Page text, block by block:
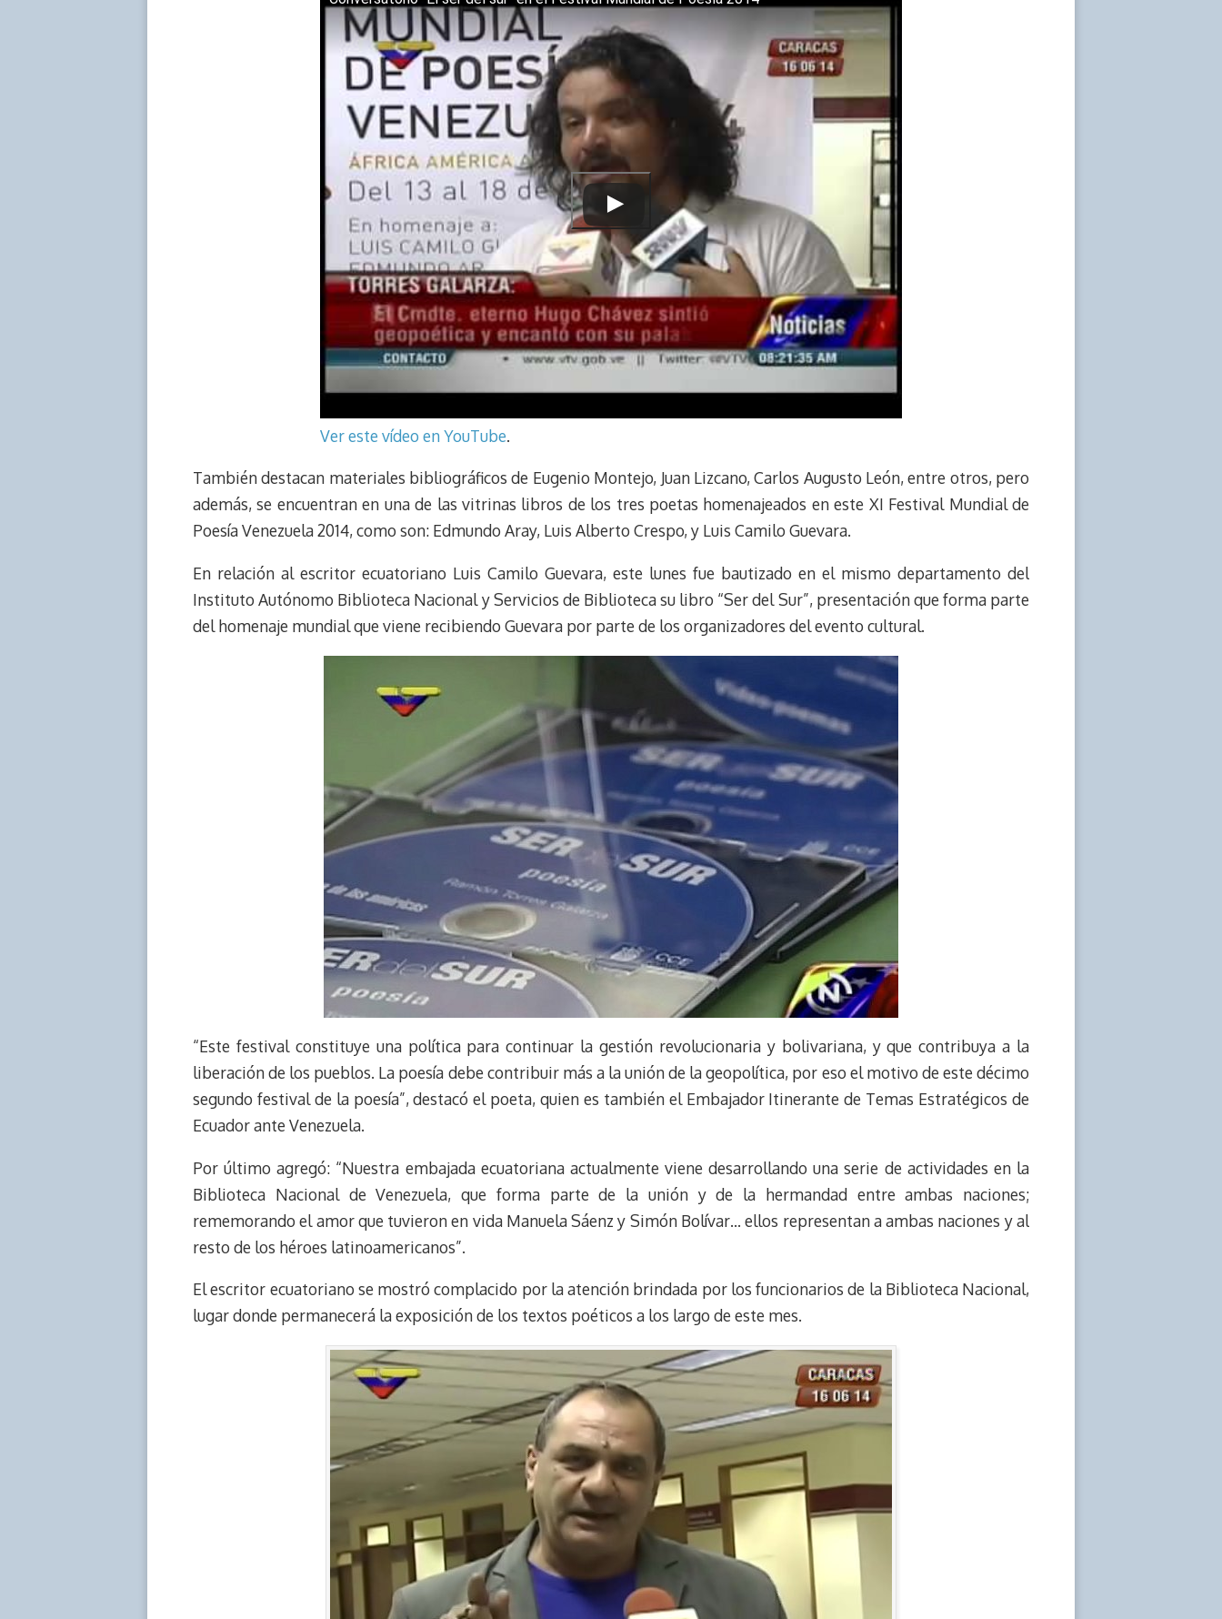
Ver este vídeo en YouTube.
También destacan materiales bibliográficos de Eugenio Montejo, Juan Lizcano, Carlos Augusto León, entre otros, pero
además, se encuentran en una de las vitrinas libros de los tres poetas homenajeados en este XI Festival Mundial de
Poesía Venezuela 2014, como son: Edmundo Aray, Luis Alberto Crespo, y Luis Camilo Guevara.
En relación al escritor ecuatoriano Luis Camilo Guevara, este lunes fue bautizado en el mismo departamento del
Instituto Autónomo Biblioteca Nacional y Servicios de Biblioteca su libro “Ser del Sur”, presentación que forma parte
del homenaje mundial que viene recibiendo Guevara por parte de los organizadores del evento cultural.
“Este festival constituye una política para continuar la gestión revolucionaria y bolivariana, y que contribuya a la
liberación de los pueblos. La poesía debe contribuir más a la unión de la geopolítica, por eso el motivo de este décimo
segundo festival de la poesía”, destacó el poeta, quien es también el Embajador Itinerante de Temas Estratégicos de
Ecuador ante Venezuela.
Por último agregó: “Nuestra embajada ecuatoriana actualmente viene desarrollando una serie de actividades en la
Biblioteca Nacional de Venezuela, que forma parte de la unión y de la hermandad entre ambas naciones;
rememorando el amor que tuvieron en vida Manuela Sáenz y Simón Bolívar… ellos representan a ambas naciones y al
resto de los héroes latinoamericanos”.
El escritor ecuatoriano se mostró complacido por la atención brindada por los funcionarios de la Biblioteca Nacional,
lugar donde permanecerá la exposición de los textos poéticos a los largo de este mes.